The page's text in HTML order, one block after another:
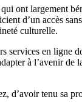
ont largement
d’un accès
culturelle.
en ligne
à l’avenir
tenu sa